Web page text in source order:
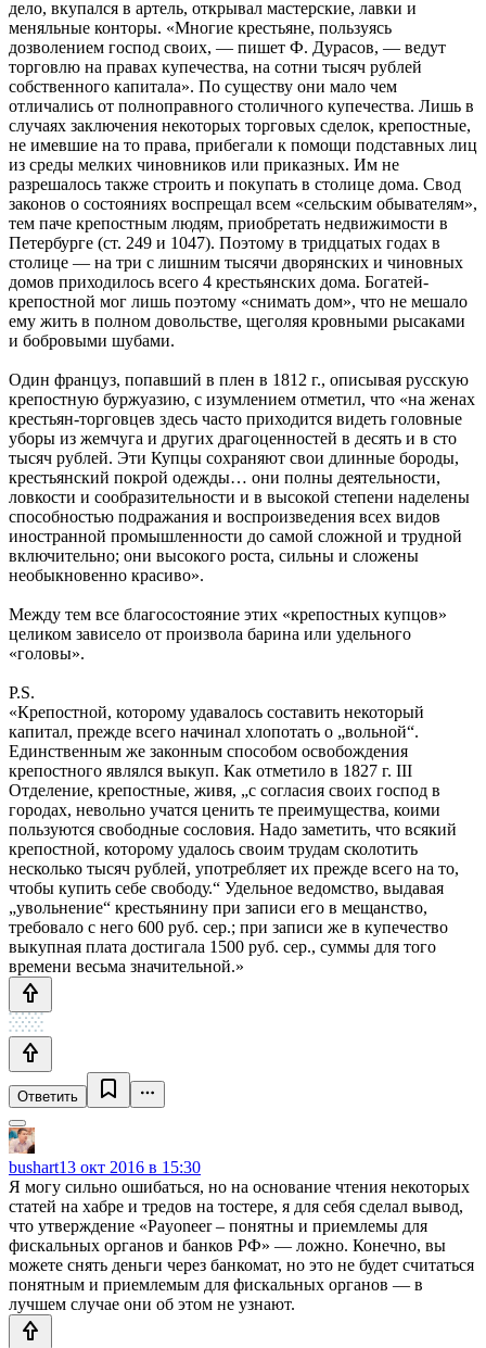
дело, вкупался в артель, открывал мастерские, лавки и
меняльные конторы. «Многие крестьяне, пользуясь
дозволением господ своих, — пишет Ф. Дурасов, — ведут
торговлю на правах купечества, на сотни тысяч рублей
собственного капитала». По существу они мало чем
отличались от полноправного столичного купечества. Лишь в
случаях заключения некоторых торговых сделок, крепостные,
не имевшие на то права, прибегали к помощи подставных лиц
из среды мелких чиновников или приказных. Им не
разрешалось также строить и покупать в столице дома. Свод
законов о состояниях воспрещал всем «сельским обывателям»,
тем паче крепостным людям, приобретать недвижимости в
Петербурге (ст. 249 и 1047). Поэтому в тридцатых годах в
столице — на три с лишним тысячи дворянских и чиновных
домов приходилось всего 4 крестьянских дома. Богатей-
крепостной мог лишь поэтому «снимать дом», что не мешало
ему жить в полном довольстве, щеголяя кровными рысаками
и бобровыми шубами.
Один француз, попавший в плен в 1812 г., описывая русскую
крепостную буржуазию, с изумлением отметил, что «на женах
крестьян-торговцев здесь часто приходится видеть головные
уборы из жемчуга и других драгоценностей в десять и в сто
тысяч рублей. Эти Купцы сохраняют свои длинные бороды,
крестьянский покрой одежды… они полны деятельности,
ловкости и сообразительности и в высокой степени наделены
способностью подражания и воспроизведения всех видов
иностранной промышленности до самой сложной и трудной
включительно; они высокого роста, сильны и сложены
необыкновенно красиво».
Между тем все благосостояние этих «крепостных купцов»
целиком зависело от произвола барина или удельного
«головы».
P.S.
«Крепостной, которому удавалось составить некоторый
капитал, прежде всего начинал хлопотать о „вольной“.
Единственным же законным способом освобождения
крепостного являлся выкуп. Как отметило в 1827 г. III
Отделение, крепостные, живя, „с согласия своих господ в
городах, невольно учатся ценить те преимущества, коими
пользуются свободные сословия. Надо заметить, что всякий
крепостной, которому удалось своим трудам сколотить
несколько тысяч рублей, употребляет их прежде всего на то,
чтобы купить себе свободу.“ Удельное ведомство, выдавая
„увольнение“ крестьянину при записи его в мещанство,
требовало с него 600 руб. сер.; при записи же в купечество
выкупная плата достигала 1500 руб. сер., суммы для того
времени весьма значительной.»
Ответить
bushart13 окт 2016 в 15:30
Я могу сильно ошибаться, но на основание чтения некоторых
статей на хабре и тредов на тостере, я для себя сделал вывод,
что утверждение «Payoneer – понятны и приемлемы для
фискальных органов и банков РФ» — ложно. Конечно, вы
можете снять деньги через банкомат, но это не будет считаться
понятным и приемлемым для фискальных органов — в
лучшем случае они об этом не узнают.